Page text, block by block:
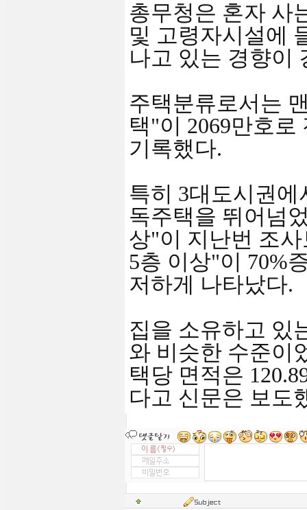
총무청은 혼자 사
및 고령자시설에
나고 있는 경향이
주택분류로서는
택"이 2069만호로
기록했다.
특히 3대도시권에
독주택을 뛰어넘
상"이 지난번 조
5층 이상"이 70%
저하게 나타났다.
집을 소유하고 있
와 비슷한 수준이
택당 면적은
다고 신문은 보도